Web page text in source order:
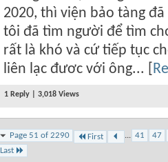
2020, thì viện bảo tàng
tôi đã tìm người để tìm
rất là khó và cứ tiếp tục
liên lạc đươc với ông... [
1 Reply | 3,018 Views
Page 51 of 2290 First ... 41
47
Last